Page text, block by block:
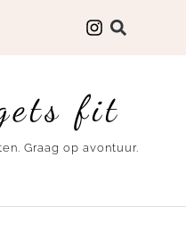
fit
Graag op avontuur.